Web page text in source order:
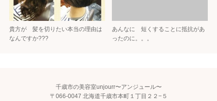
貴方が 髪を切りたい本当の理由は
なんですか???
あんなに 短くすることに抵抗があ
ったのに。。。
千歳市の美容室unjourr〜アンジュール〜
〒066-0047 北海道千歳市本町１丁目２２−５